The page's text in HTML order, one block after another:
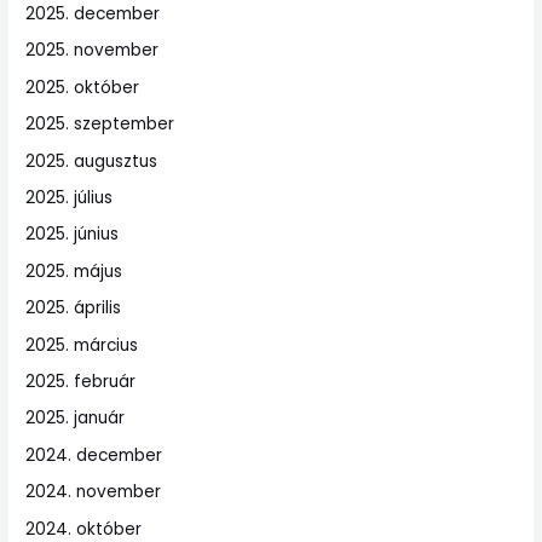
2025. december
2025. november
2025. október
2025. szeptember
2025. augusztus
2025. július
2025. június
2025. május
2025. április
2025. március
2025. február
2025. január
2024. december
2024. november
2024. október